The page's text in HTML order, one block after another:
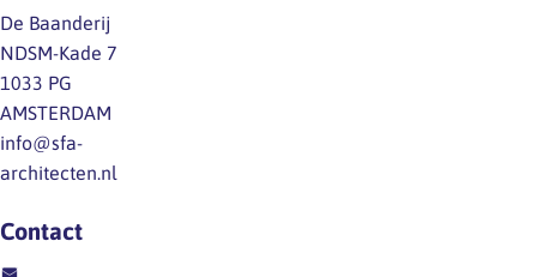
De Baanderij
NDSM-Kade 7
1033 PG
AMSTERDAM
info@sfa-
architecten.nl
Contact